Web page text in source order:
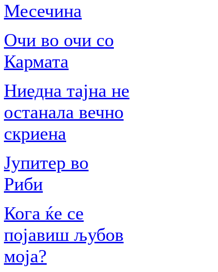
Месечина
Очи во очи со
Кармата
Ниедна тајна не
останала вечно
скриена
Јупитер во
Риби
Кога ќе се
појавиш љубов
моја?